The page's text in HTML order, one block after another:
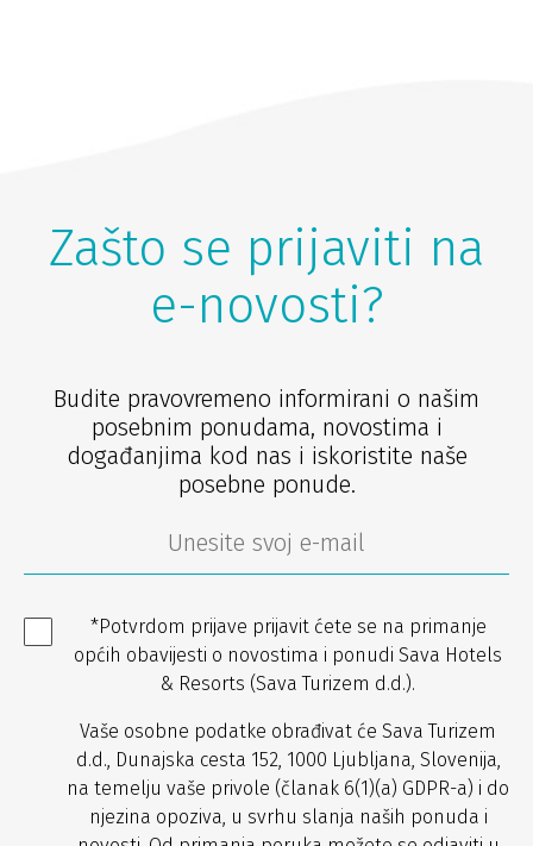
Zašto se prijaviti na
e-novosti?
Budite pravovremeno informirani o našim
posebnim ponudama, novostima i
događanjima kod nas i iskoristite naše
posebne ponude.
*Potvrdom prijave prijavit ćete se na primanje
općih obavijesti o novostima i ponudi Sava Hotels
& Resorts (Sava Turizem d.d.).
Vaše osobne podatke obrađivat će Sava Turizem
d.d., Dunajska cesta 152, 1000 Ljubljana, Slovenija,
na temelju vaše privole (članak 6(1)(a) GDPR-a) i do
njezina opoziva, u svrhu slanja naših ponuda i